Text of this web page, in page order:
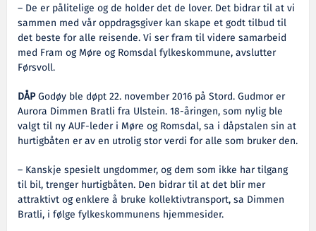
– De er pålitelige og de holder det de lover. Det bidrar til at vi
sammen med vår oppdragsgiver kan skape et godt tilbud til
det beste for alle reisende. Vi ser fram til videre samarbeid
med Fram og Møre og Romsdal fylkeskommune, avslutter
Førsvoll.
DÅPGodøy ble døpt 22. november 2016 på Stord. Gudmor er
Aurora Dimmen Bratli fra Ulstein. 18-åringen, som nylig ble
valgt til ny AUF-leder i Møre og Romsdal,sa i dåpstalen sin at
hurtigbåten er av en utrolig stor verdi for alle som bruker den.
– Kanskje spesielt ungdommer, og dem som ikke har tilgang
til bil, trenger hurtigbåten. Den bidrar til at det blir mer
attraktivt og enklere å bruke kollektivtransport, sa Dimmen
Bratli, i følge fylkeskommunens hjemmesider.